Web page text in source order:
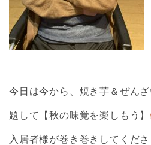
今日は今から、焼き芋＆ぜんざ
題して【秋の味覚を楽しもう】
入居者様が巻き巻きしてくだ